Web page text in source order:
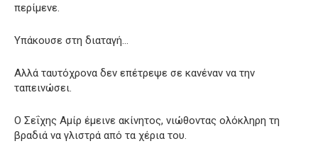
περίμενε.
Υπάκουσε στη διαταγή…
Αλλά ταυτόχρονα δεν επέτρεψε σε κανέναν να την
ταπεινώσει.
Ο Σεΐχης Αμίρ έμεινε ακίνητος, νιώθοντας ολόκληρη τη
βραδιά να γλιστρά από τα χέρια του.